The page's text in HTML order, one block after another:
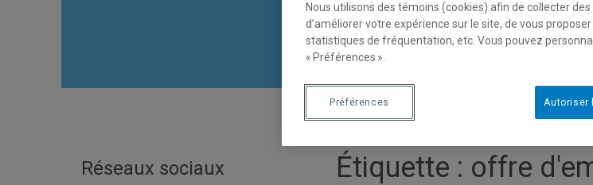
Réseaux sociaux Étiquette : offre
Nous utilisons des témoins (cookies) afin de collecter
d’améliorer votre expérience sur le site, de vous
statistiques de fréquentation, etc. Vous pouvez
« Préférences ».
Autoriser
Préférences